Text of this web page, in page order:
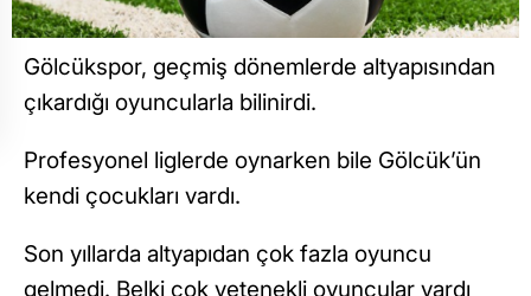
Gölcükspor, geçmiş dönemlerde altyapısından
çıkardığı oyuncularla bilinirdi.
Profesyonel liglerde oynarken bile Gölcük’ün
kendi çocukları vardı.
Son yıllarda altyapıdan çok fazla oyuncu
gelmedi. Belki çok yetenekli oyuncular vardı